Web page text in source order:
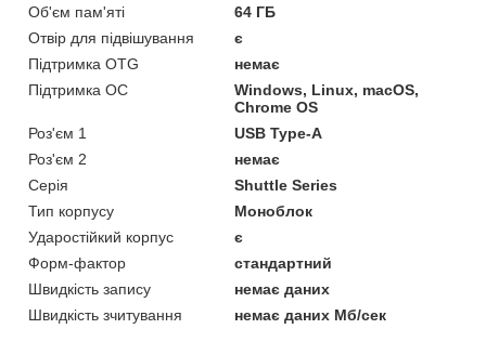
Об'єм пам'яті
64 ГБ
Отвір для підвішування
є
Підтримка OTG
немає
Підтримка ОС
Windows, Linux, macOS,
Chrome OS
Роз'єм 1
USB Type-A
Роз'єм 2
немає
Серія
Shuttle Series
Тип корпусу
Моноблок
Ударостійкий корпус
є
Форм-фактор
стандартний
Швидкість запису
немає даних
Швидкість зчитування
немає даних Мб/сек